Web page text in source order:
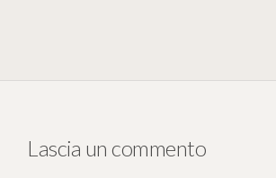
Lascia un commento